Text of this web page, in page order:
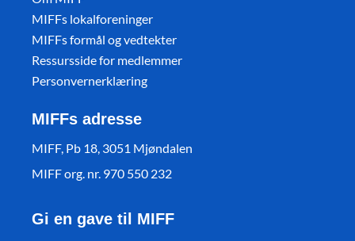
MIFFs lokalforeninger
MIFFs formål og vedtekter
Ressursside for medlemmer
Personvernerklæring
MIFFs adresse
MIFF, Pb 18, 3051 Mjøndalen
MIFF org. nr. 970 550 232
Gi en gave til MIFF